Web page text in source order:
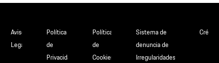
Aviso
Legal
Política
de
Privacidad
Política
de
Cookies
Sistema de
denuncia de
Irregularidades